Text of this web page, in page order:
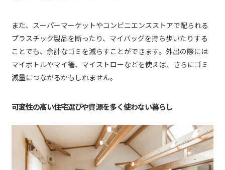
また、スーパーマーケットやコンビニエンスストアで配られる
プラスチック製品を断ったり、マイバッグを持ち歩いたりする
ことでも、余計なゴミを減らすことができます。外出の際には
マイボトルやマイ箸、マイストローなどを使えば、さらにゴミ
減量につながるかもしれません。
可変性の高い住宅選びや資源を多く使わない暮らし